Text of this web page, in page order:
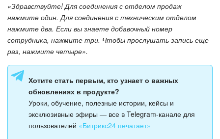
«Здравствуйте! Для соединения с отделом продаж
нажмите один. Для соединения с техническим отделом
нажмите два. Если вы знаете добавочный номер
сотрудника, нажмите три. Чтобы прослушать запись еще
раз, нажмите четыре».
Хотите стать первым, кто узнает о важных
обновлениях в продукте?
Уроки, обучение, полезные истории, кейсы и
эксклюзивные эфиры — все в Telegram-канале для
пользователей «Битрикс24 печатает»